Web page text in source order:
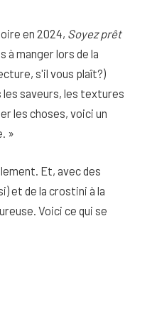
en 2024, Soyez prêt
manger lors de la
s'il vous plaît?)
saveurs, les textures
les choses, voici un
»
Et, avec des
et de la crostini à la
Voici ce qui se